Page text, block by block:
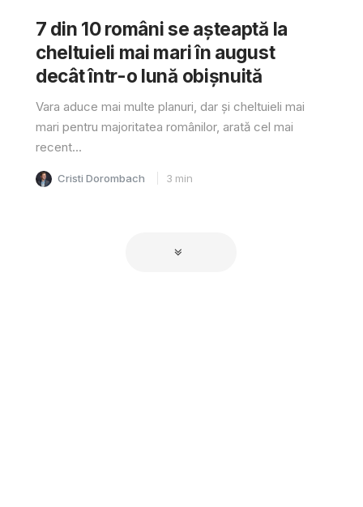
7 din 10 români se așteaptă la
cheltuieli mai mari în august
decât într-o lună obișnuită
Vara aduce mai multe planuri, dar și cheltuieli mai
mari pentru majoritatea românilor, arată cel mai
recent...
Cristi Dorombach 3 min